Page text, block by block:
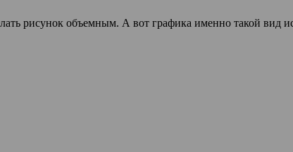
рисунок объемным. А вот графика именно такой вид